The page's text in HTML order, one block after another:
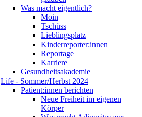
Was macht eigentlich?
Moin
Tschüss
Lieblingsplatz
Kinderreporter:innen
Reportage
Karriere
Gesundheitsakademie
Life - Sommer/Herbst 2024
Patient:innen berichten
Neue Freiheit im eigenen
Körper